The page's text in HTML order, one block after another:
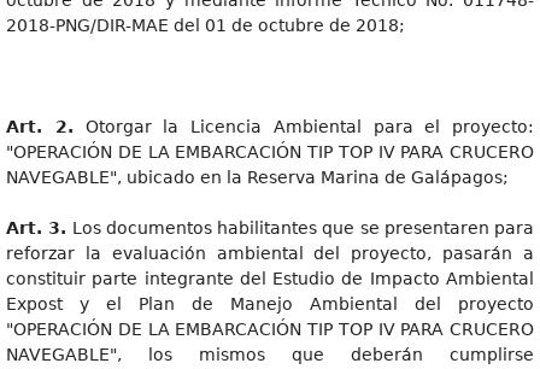
2018-PNG/DIR-MAE del 01 de octubre de 2018;
Art. 2. Otorgar la Licencia Ambiental para el proyecto:
"OPERACIÓN DE LA EMBARCACIÓN TIP TOP IV PARA CRUCERO
NAVEGABLE", ubicado en la Reserva Marina de Galápagos;
Art. 3. Los documentos habilitantes que se presentaren para
reforzar la evaluación ambiental del proyecto, pasarán a
constituir parte integrante del Estudio de Impacto Ambiental
Expost y el Plan de Manejo Ambiental del proyecto
"OPERACIÓN DE LA EMBARCACIÓN TIP TOP IV PARA CRUCERO
NAVEGABLE", los mismos que deberán cumplirse